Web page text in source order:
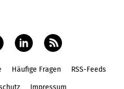
Häufige Fragen RSS-Feeds